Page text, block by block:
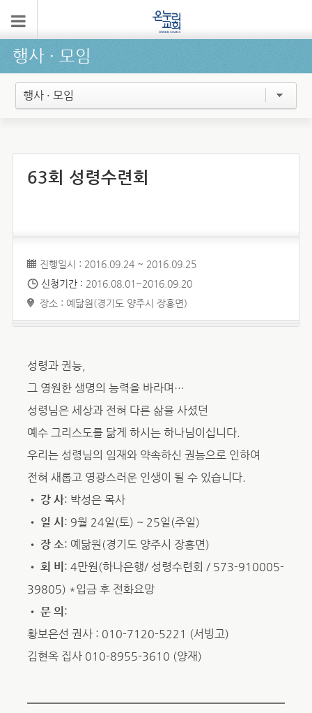
행사 ∙ 모임
행사 · 모임
63회 성령수련회
진행일시 : 2016.09.24 ~ 2016.09.25
신청기간 : 2016.08.01~2016.09.20
장소 : 예닮원(경기도 양주시 장흥면)
성령과 권능,
그 영원한 생명의 능력을 바라며…
성령님은 세상과 전혀 다른 삶을 사셨던
예수 그리스도를 닮게 하시는 하나님이십니다.
우리는 성령님의 임재와 약속하신 권능으로 인하여
전혀 새롭고 영광스러운 인생이 될 수 있습니다.
• 강 사: 박성은 목사
• 일 시 : 9월 24일(토) ~ 25일(주일)
• 장 소: 예닮원(경기도 양주시 장흥면)
• 회 비 : 4만원(하나은행/ 성령수련회 / 573-910005-
39805) *입금 후 전화요망
• 문 의 :
황보은선 권사 : 010-7120-5221 (서빙고)
김현옥 집사 010-8955-3610 (양재)